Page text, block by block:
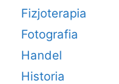
Fizjoterapia
Fotografia
Handel
Historia